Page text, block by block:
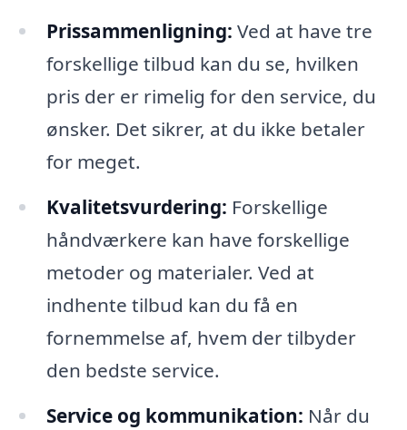
Prissammenligning: Ved at have tre
forskellige tilbud kan du se, hvilken
pris der er rimelig for den service, du
ønsker. Det sikrer, at du ikke betaler
for meget.
Kvalitetsvurdering: Forskellige
håndværkere kan have forskellige
metoder og materialer. Ved at
indhente tilbud kan du få en
fornemmelse af, hvem der tilbyder
den bedste service.
Service og kommunikation: Når du